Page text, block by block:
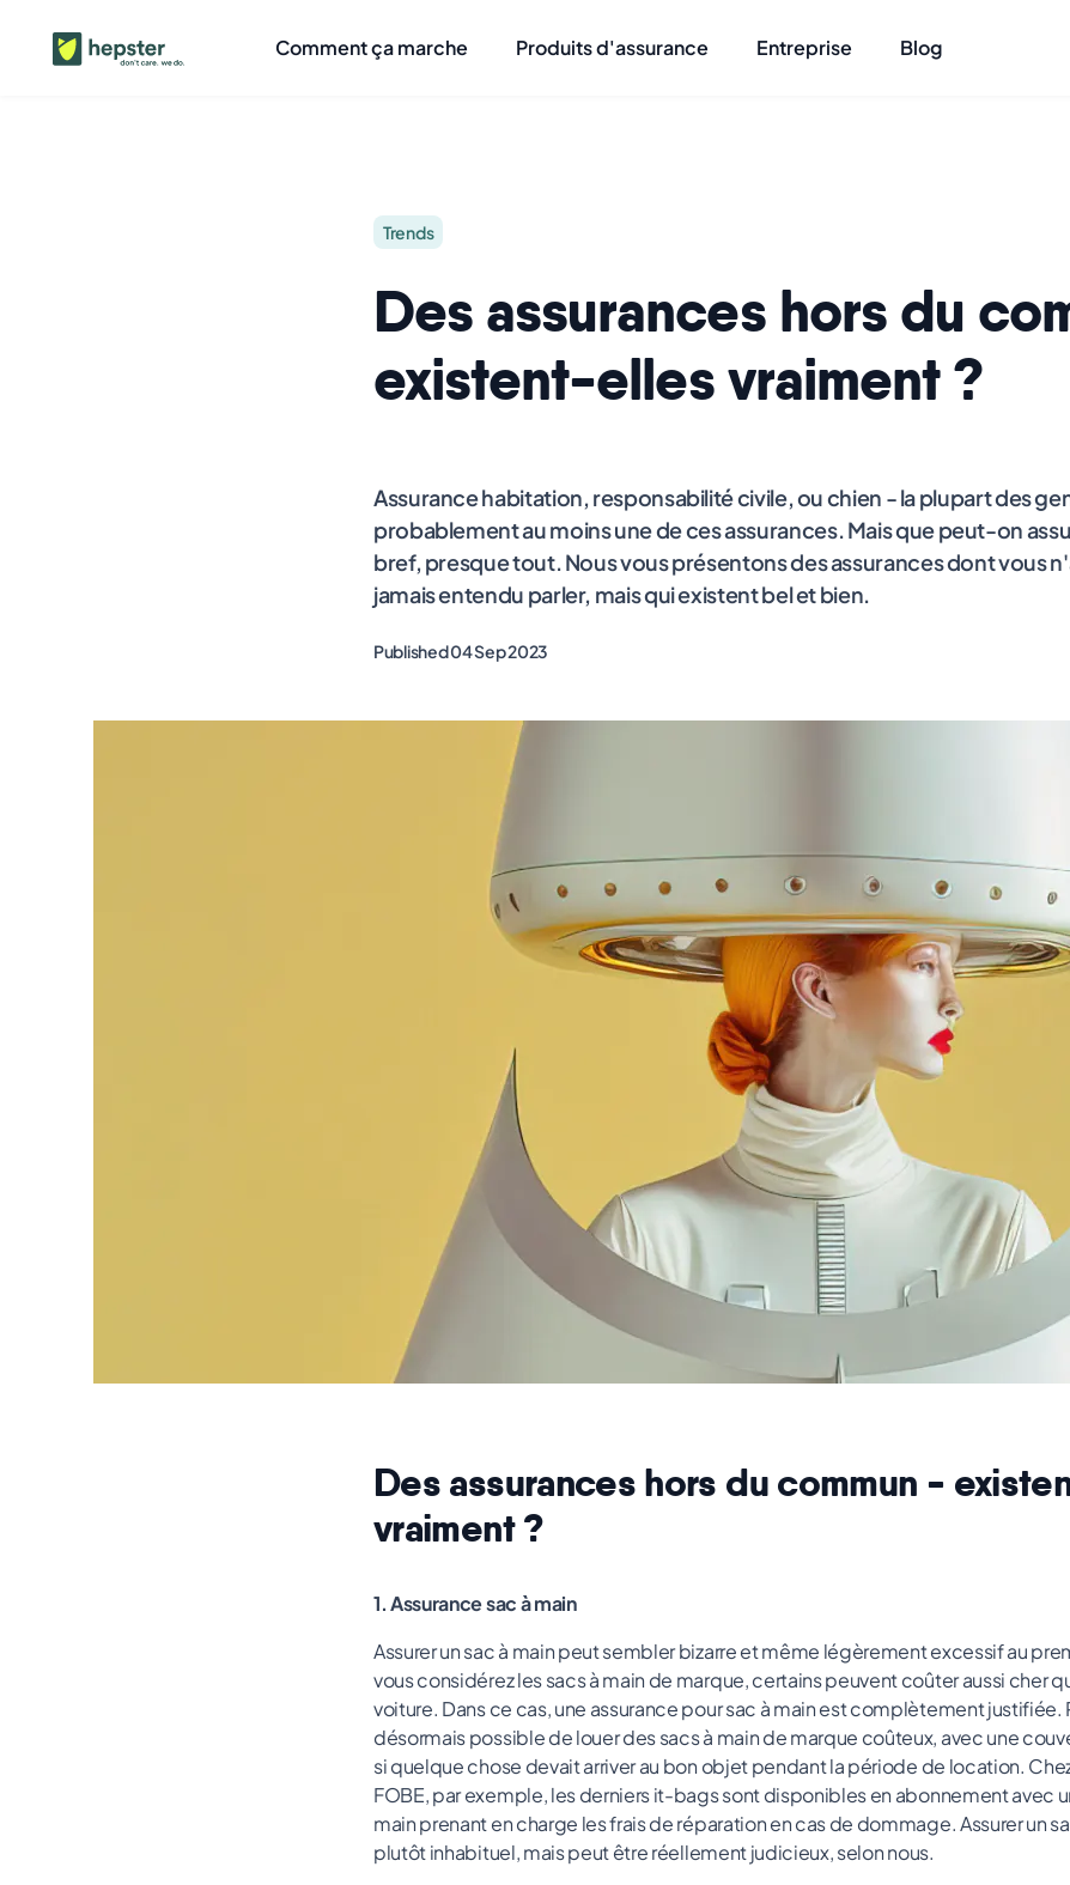
Comment ça marche Produits d'assurance Entreprise Blog
Trends
Des assurances hors du
existent-elles vraiment ?
Assurance habitation, responsabilité civile, ou chien - la plupart des
probablement au moins une de ces assurances. Mais que peut-on
bref, presque tout. Nous vous présentons des assurances dont vous
jamais entendu parler, mais qui existent bel et bien.
Published 04 Sep 2023
Des assurances hors du commun -
vraiment ?
1. Assurance sac à main
Assurer un sac à main peut sembler bizarre et même légèrement excessif au
vous considérez les sacs à main de marque, certains peuvent coûter aussi cher
voiture. Dans ce cas, une assurance pour sac à main est complètement justifiée.
désormais possible de louer des sacs à main de marque coûteux, avec une
si quelque chose devait arriver au bon objet pendant la période de location.
FOBE, par exemple, les derniers it-bags sont disponibles en abonnement avec
main prenant en charge les frais de réparation en cas de dommage. Assurer un
plutôt inhabituel, mais peut être réellement judicieux, selon nous.